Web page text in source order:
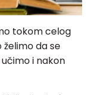
tokom celog
želimo da se
i nakon